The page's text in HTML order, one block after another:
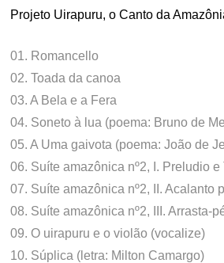
Projeto Uirapuru, o Canto da
01. Romancello
02. Toada da canoa
03. A Bela e a Fera
04. Soneto à lua (poema: Bruno de
05. A Uma gaivota (poema: João de
06. Suíte amazônica nº2, I. Preludio e
07. Suíte amazônica nº2, II. Acalanto
08. Suíte amazônica nº2, III. Arrasta-
09. O uirapuru e o violão (vocalize)
10. Súplica (letra: Milton Camargo)